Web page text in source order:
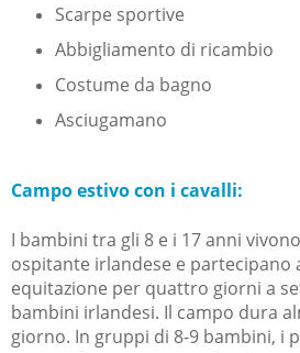
Scarpe sportive
Abbigliamento di ricambio
Costume da bagno
Asciugamano
Campo estivo con i cavalli:
I bambini tra gli 8 e i 17 anni
ospitante irlandese e partecipano
equitazione per quattro giorni a
bambini irlandesi. Il campo dura
giorno. In gruppi di 8-9 bambini, i